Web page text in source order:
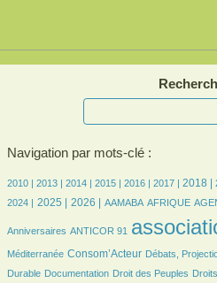
Navigation par mots-clé :
5/2410
2010 |
5/24102013 |
143/2410 2014 |
293/2410 2015 |
345/2410 2016 |
387/2410 2017 |
525/2410 2018 |
515/2410
641/2410
560/2410
476/2410
450/2410
493/2410
2024 |
530/2410
2025 |
806/2410 2026 |
76/2410 AAMABA
151/2410 AFRIQUE
352/2410
5/2410
34/2410
Anniversaires ANTICOR 91
Méditerranée
706/2410 Consom’Acteur
116/2410 Débats,
126/2410
Durable
52/2410Documentation
22/2410 Droit des Peuples
136/2410
36/2410
5/2410